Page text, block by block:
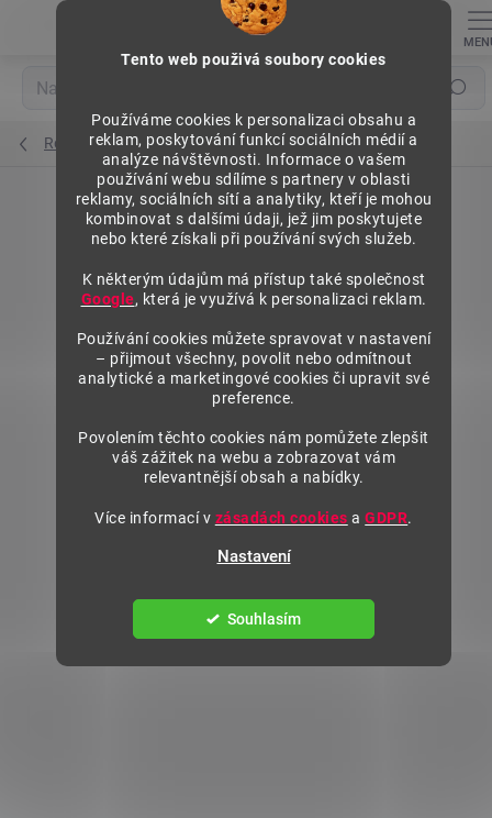
Tento web použivá soubory cookies
Používáme cookies k personalizaci obsahu a
reklam, poskytování funkcí sociálních médií a
analýze návštěvnosti. Informace o vašem
používání webu sdílíme s partnery v oblasti
reklamy, sociálních sítí a analytiky, kteří je mohou
kombinovat s dalšími údaji, jež jim poskytujete
nebo které získali při používání svých služeb.
K některým údajům má přístup také společnost
Google, která je využívá k personalizaci reklam.
Používání cookies můžete spravovat v nastavení
– přijmout všechny, povolit nebo odmítnout
analytické a marketingové cookies či upravit své
preference.
Povolením těchto cookies nám pomůžete zlepšit
váš zážitek na webu a zobrazovat vám
relevantnější obsah a nabídky.
Více informací v zásadách cookies aGDPR.
Nastavení
Souhlasím
Hledat
Regály výška 1576 mm, přídavné moduly